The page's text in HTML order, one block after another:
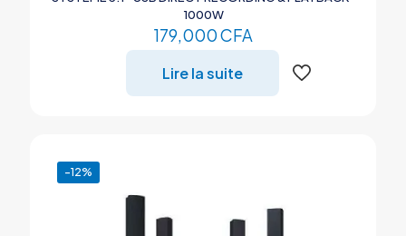
1000W
179,000CFA
Lire la suite
-12%